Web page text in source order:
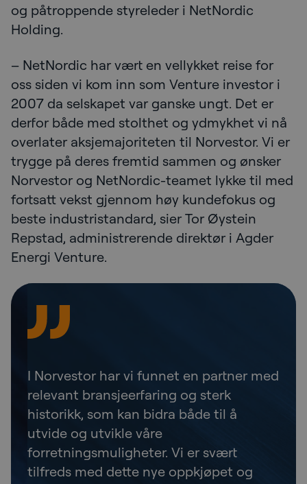
og påtroppende styreleder i NetNordic
Holding.
– NetNordic har vært en vellykket reise for
oss siden vi kom inn som Venture investor i
2007 da selskapet var ganske ungt. Det er
derfor både med stolthet og ydmykhet vi nå
overlater aksjemajoriteten til Norvestor. Vi er
trygge på deres fremtid sammen og ønsker
Norvestor og NetNordic-teamet lykke til med
fortsatt vekst gjennom høy kundefokus og
beste industristandard, sier Tor Øystein
Repstad, administrerende direktør i Agder
Energi Venture.
I Norvestor har vi funnet en partner med
relevant bransjeerfaring og sterk
historikk, som kan bidra både til å
utvide og utvikle våre
forretningsmuligheter. Vi er svært
tilfreds med dette nye oppkjøpet og